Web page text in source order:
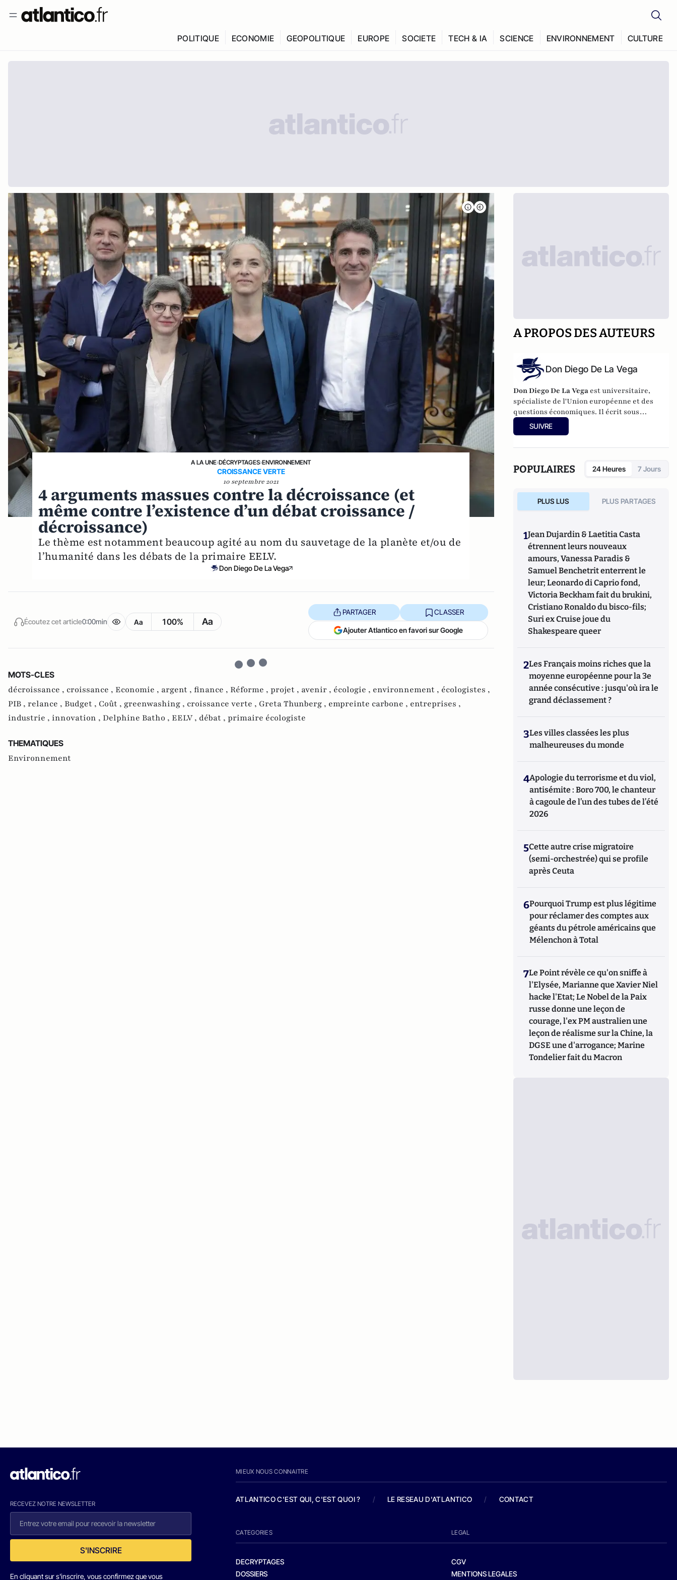
POLITIQUE ECONOMIE GEOPOLITIQUE EUROPE SOCIETE TECH & IA SCIENCE ENVIRONNEMENT CULTURE
A LA UNE›DÉCRYPTAGES›ENVIRONNEMENT
CROISSANCE VERTE
10 septembre 2021
4 arguments massues contre la décroissance (et
même contre l’existence d’un débat croissance /
décroissance)
Le thème est notamment beaucoup agité au nom du sauvetage de la planète et/ou de
l’humanité dans les débats de la primaire EELV.
Don Diego De La Vega
Écoutez cet article0:00min Aa 100% Aa
PARTAGER CLASSER
Ajouter Atlantico en favori sur Google
MOTS-CLES
décroissance , croissance , Economie , argent , finance , Réforme , projet , avenir , écologie , environnement , écologistes ,
PIB , relance , Budget , Coût , greenwashing , croissance verte , Greta Thunberg , empreinte carbone , entreprises ,
industrie , innovation , Delphine Batho , EELV , débat , primaire écologiste
THEMATIQUES
Environnement
A PROPOS DES AUTEURS
Don Diego De La Vega
Don Diego De La Vega est universitaire,
spécialiste de l'Union européenne et des
questions économiques. Il écrit sous
pseudonyme car il ne peut engager
l’institution pour laquelle il travaille.
SUIVRE
POPULAIRES 24 Heures 7 Jours
PLUS LUS PLUS PARTAGES
1Jean Dujardin & Laetitia Casta
étrennent leurs nouveaux
amours, Vanessa Paradis &
Samuel Benchetrit enterrent le
leur; Leonardo di Caprio fond,
Victoria Beckham fait du brukini,
Cristiano Ronaldo du bisco-fils;
Suri ex Cruise joue du
Shakespeare queer
2Les Français moins riches que la
moyenne européenne pour la 3e
année consécutive : jusqu'où ira le
grand déclassement ?
3Les villes classées les plus
malheureuses du monde
4Apologie du terrorisme et du viol,
antisémite : Boro 700, le chanteur
à cagoule de l’un des tubes de l’été
2026
5Cette autre crise migratoire
(semi-orchestrée) qui se profile
après Ceuta
6Pourquoi Trump est plus légitime
pour réclamer des comptes aux
géants du pétrole américains que
Mélenchon à Total
7Le Point révèle ce qu'on sniffe à
l'Elysée, Marianne que Xavier Niel
hacke l'Etat; Le Nobel de la Paix
russe donne une leçon de
courage, l'ex PM australien une
leçon de réalisme sur la Chine, la
DGSE une d'arrogance; Marine
Tondelier fait du Macron
RECEVEZ NOTRE NEWSLETTER
S'INSCRIRE
En cliquant sur s'inscrire, vous confirmez que vous
MIEUX NOUS CONNAITRE
ATLANTICO C'EST QUI, C'EST QUOI ? / LE RESEAU D'ATLANTICO / CONTACT
CATEGORIES
DECRYPTAGES
DOSSIERS
LEGAL
CGV
MENTIONS LEGALES